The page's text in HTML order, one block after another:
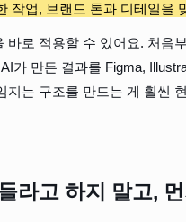
작업, 브랜드 톤과 디테일을
바로 적용할 수 있어요. 처음
가 만든 결과를 Figma,
지는 구조를 만드는 게 훨씬
라고 하지 말고,